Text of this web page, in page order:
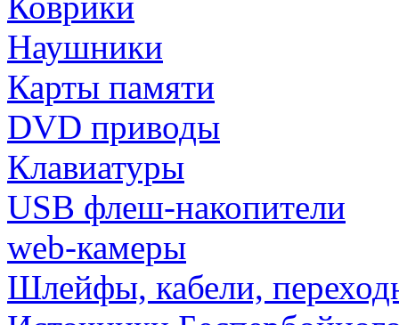
Наушники
Карты памяти
DVD приводы
Клавиатуры
USB флеш-накопители
web-камеры
Шлейфы, кабели,